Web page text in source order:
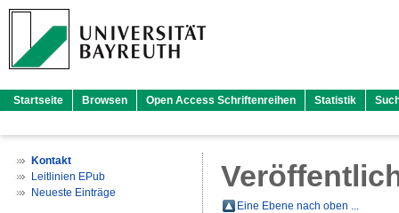
Startseite Browsen Open Access Schriftenreihen Statistik
Kontakt
Leitlinien EPub
Neueste Einträge
Eine Ebene nach oben ...